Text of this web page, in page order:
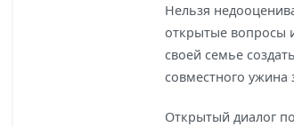
Нельзя
открытые вопросы
своей семье
совместного
Открытый диалог